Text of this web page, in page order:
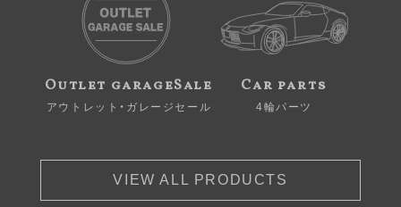
Outlet garageSale
アウトレット・ガレージセール
Car parts
4輪パーツ
VIEW ALL PRODUCTS